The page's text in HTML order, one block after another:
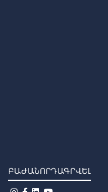
ԲԱԺԱՆՈՐԴԱԳՐՎԵԼ